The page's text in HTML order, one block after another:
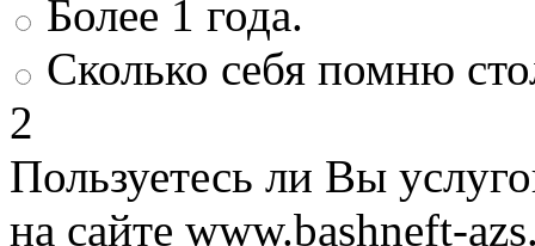
Более 1 года.
Сколько себя помню
2
Пользуетесь ли Вы
на сайте www.bashneft-